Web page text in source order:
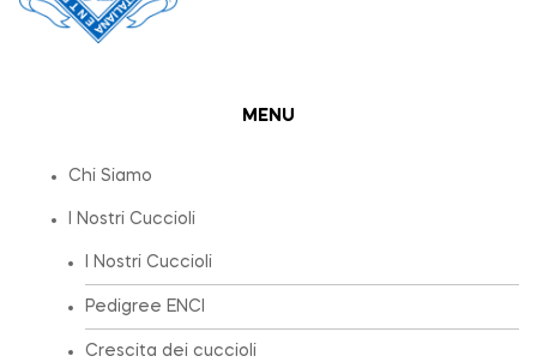
MENU
Chi Siamo
I Nostri Cuccioli
I Nostri Cuccioli
Pedigree ENCI
Crescita dei cuccioli